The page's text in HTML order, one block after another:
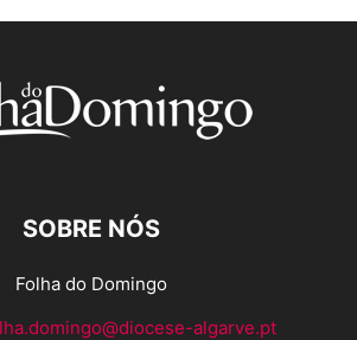
SOBRE NÓS
Folha do Domingo
algarve.pt